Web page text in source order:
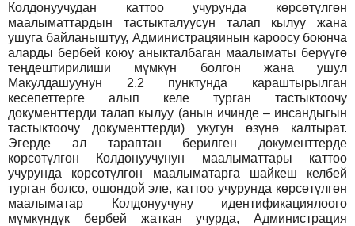
Колдонуучудан каттоо учурунда көрсөтүлгөн
маалыматтардын тастыкталуусун талап кылуу жана
ушуга байланыштуу, Администрацяинын кароосу боюнча
аларды бербей коюу аныкталбаган маалыматы берүүгө
теңдештирилиши мүмкүн болгон жана ушул
Макулдашуунун 2.2 пунктунда караштырылган
кесепеттерге алып келе турган тастыктоочу
документтерди талап кылуу (анын ичинде – инсандыгын
тастыктоочу документтерди) укугун өзүнө калтырат.
Эгерде ал тараптан берилген документтерде
көрсөтүлгөн Колдонуучунун маалыматтары каттоо
учурунда көрсөтүлгөн маалыматарга шайкеш келбей
турган болсо, ошондой эле, каттоо учурунда көрсөтүлгөн
маалыматар Колдонуучуну идентификациялоого
мүмкүндүк бербей жаткан учурда, Администрация